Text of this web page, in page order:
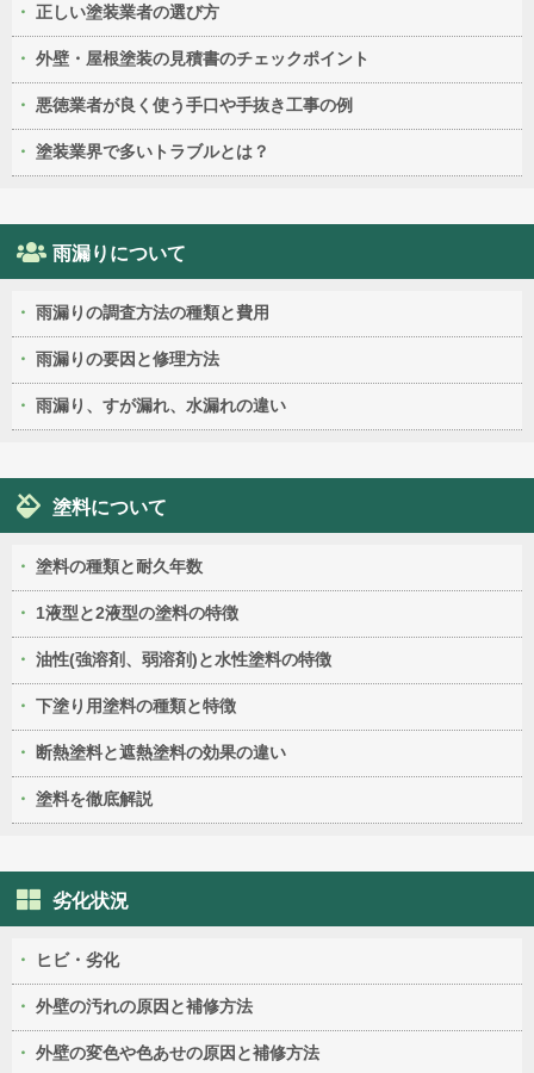
正しい塗装業者の選び方
外壁・屋根塗装の見積書のチェックポイント
悪徳業者が良く使う手口や手抜き工事の例
塗装業界で多いトラブルとは？
雨漏りについて
雨漏りの調査方法の種類と費用
雨漏りの要因と修理方法
雨漏り、すが漏れ、水漏れの違い
塗料について
塗料の種類と耐久年数
1液型と2液型の塗料の特徴
油性(強溶剤、弱溶剤)と水性塗料の特徴
下塗り用塗料の種類と特徴
断熱塗料と遮熱塗料の効果の違い
塗料を徹底解説
劣化状況
ヒビ・劣化
外壁の汚れの原因と補修方法
外壁の変色や色あせの原因と補修方法